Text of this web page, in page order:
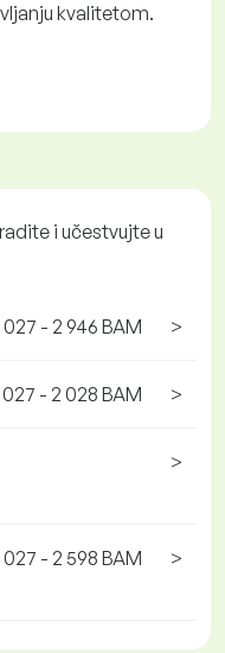
kvalitetom.
i učestvujte u
027 - 2 946 BAM >
027 - 2 028 BAM >
>
027 - 2 598 BAM >